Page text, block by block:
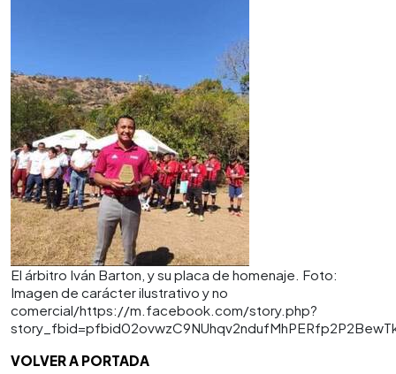
El árbitro Iván Barton, y su placa de homenaje. Foto:
Imagen de carácter ilustrativo y no
comercial/https://m.facebook.com/story.php?
VOLVER A PORTADA